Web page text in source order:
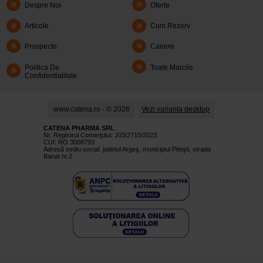
Despre Noi Oferte
Articole Cum Rezerv
Prospecte Cariere
Politica De
Confidentialitate
Toate Marcile
www.catena.ro - © 2026 Vezi varianta desktop
CATENA PHARMA SRL
Nr. Registrul Comerţului: J03/2710/2023
CUI: RO 3008793
Adresă sediu social: judetul Argeş, municipiul Piteşti, strada
Banat nr.2